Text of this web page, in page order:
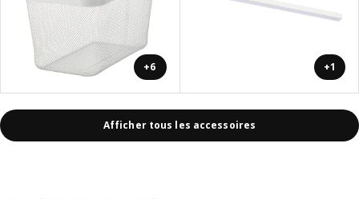
+6 +1
Afficher tous les accessoires